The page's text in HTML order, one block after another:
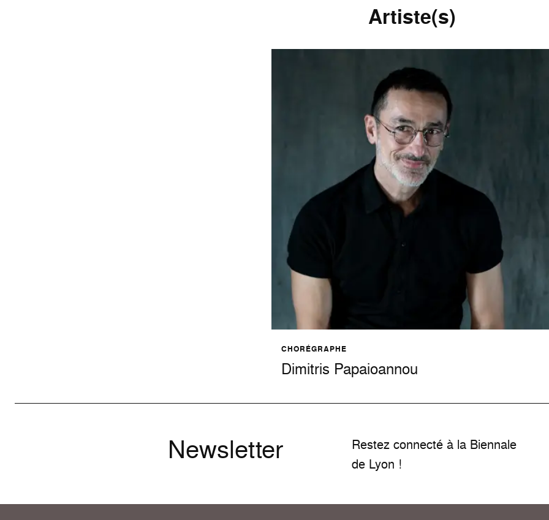
Artiste(s)
CHORÉGRAPHE
Dimitris Papaioannou
Newsletter
Restez connecté à la Biennale
de Lyon !